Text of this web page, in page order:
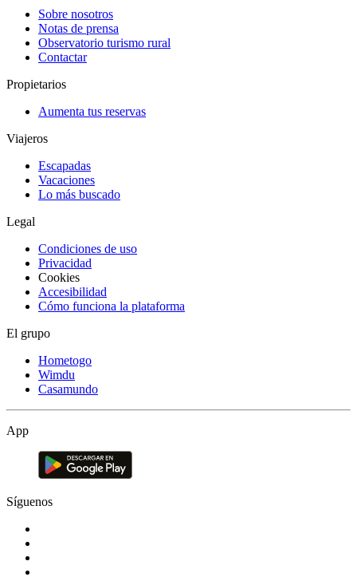
Sobre nosotros
Notas de prensa
Observatorio turismo rural
Contactar
Propietarios
Aumenta tus reservas
Viajeros
Escapadas
Vacaciones
Lo más buscado
Legal
Condiciones de uso
Privacidad
Cookies
Accesibilidad
Cómo funciona la plataforma
El grupo
Hometogo
Wimdu
Casamundo
App
Síguenos